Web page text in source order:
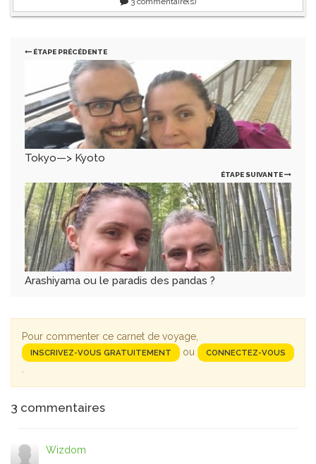
ÉTAPE PRÉCÉDENTE
Tokyo—> Kyoto
ÉTAPE SUIVANTE
Arashiyama ou le paradis des pandas ?
Pour commenter ce carnet de voyage,
INSCRIVEZ-VOUS GRATUITEMENT ou CONNECTEZ-VOUS
3 commentaires
Wizdom